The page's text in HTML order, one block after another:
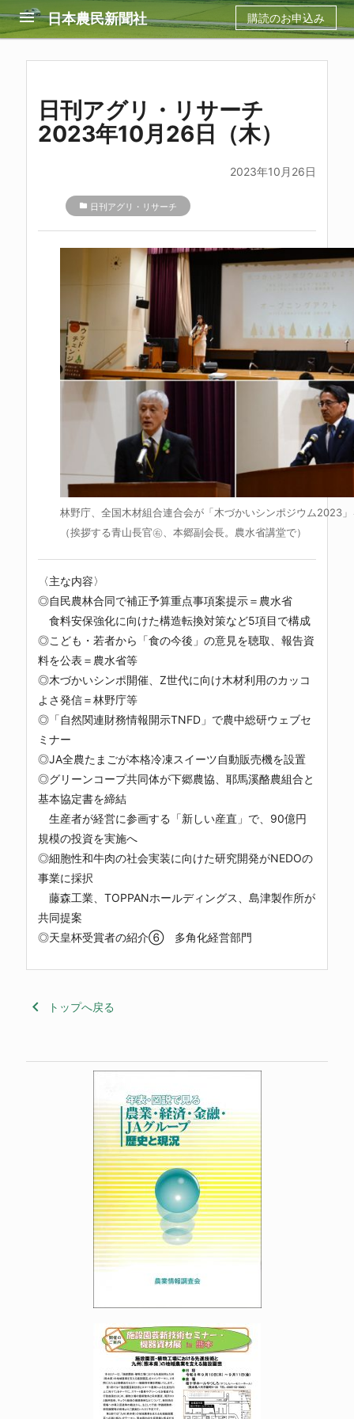
menu 日本農民新聞社 購読のお申込み
日刊アグリ・リサーチ
2023年10月26日（木）
2023年10月26日
folder 日刊アグリ・リサーチ
林野庁、全国木材組合連合会が「木づかいシンポジウム2023
（挨拶する青山長官㊨、本郷副会長。農水省講堂で）
〈主な内容〉
◎自民農林合同で補正予算重点事項案提示＝農水省
食料安保強化に向けた構造転換対策など5項目で構成
◎こども・若者から「食の今後」の意見を聴取、報告資
料を公表＝農水省等
◎木づかいシンポ開催、Z世代に向け木材利用のカッコ
よさ発信＝林野庁等
◎「自然関連財務情報開示TNFD」で農中総研ウェブセ
ミナー
◎JA全農たまごが本格冷凍スイーツ自動販売機を設置
◎グリーンコープ共同体が下郷農協、耶馬溪酪農組合と
基本協定書を締結
生産者が経営に参画する「新しい産直」で、90億円
規模の投資を実施へ
◎細胞性和牛肉の社会実装に向けた研究開発がNEDOの
事業に採択
藤森工業、TOPPANホールディングス、島津製作所が
共同提案
◎天皇杯受賞者の紹介⑥ 多角化経営部門
keyboard_arrow_left トップへ戻る